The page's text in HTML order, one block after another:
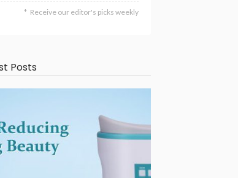
Receive our editor's picks weekly
Posts